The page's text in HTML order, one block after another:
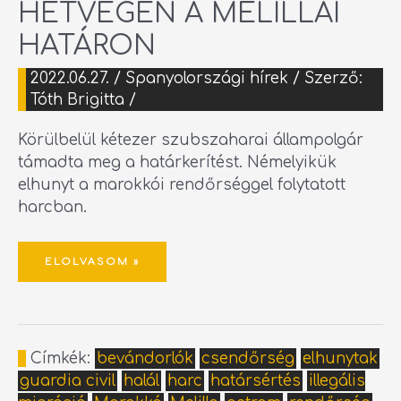
HÉTVÉGÉN A MELILLAI
HATÁRON
2022.06.27. / Spanyolországi hírek / Szerző:
Tóth Brigitta /
Körülbelül kétezer szubszaharai állampolgár
támadta meg a határkerítést. Némelyikük
elhunyt a marokkói rendőrséggel folytatott
harcban.
ELOLVASOM »
Címkék: bevándorlók csendőrség elhunytak
guardia civil halál harc határsértés illegális